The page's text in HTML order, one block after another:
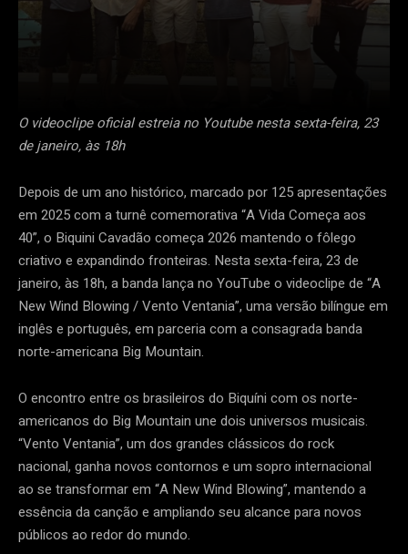
O videoclipe oficial estreia no Youtube nesta sexta-feira, 23
de janeiro, às 18h
Depois de um ano histórico, marcado por 125 apresentações
em 2025 com a turnê comemorativa “A Vida Começa aos
40”, o Biquini Cavadão começa 2026 mantendo o fôlego
criativo e expandindo fronteiras. Nesta sexta-feira, 23 de
janeiro, às 18h, a banda lança no YouTube o videoclipe de “A
New Wind Blowing / Vento Ventania”, uma versão bilíngue em
inglês e português, em parceria com a consagrada banda
norte-americana Big Mountain.
O encontro entre os brasileiros do Biquíni com os norte-
americanos do Big Mountain une dois universos musicais.
“Vento Ventania”, um dos grandes clássicos do rock
nacional, ganha novos contornos e um sopro internacional
ao se transformar em “A New Wind Blowing”, mantendo a
essência da canção e ampliando seu alcance para novos
públicos ao redor do mundo.